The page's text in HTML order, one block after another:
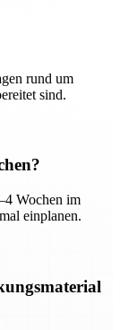
rund um
sind.
Wochen im
einplanen.